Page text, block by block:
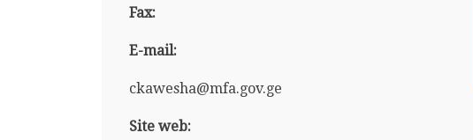
Fax:
E-mail:
ckawesha@mfa.gov.ge
Site web: